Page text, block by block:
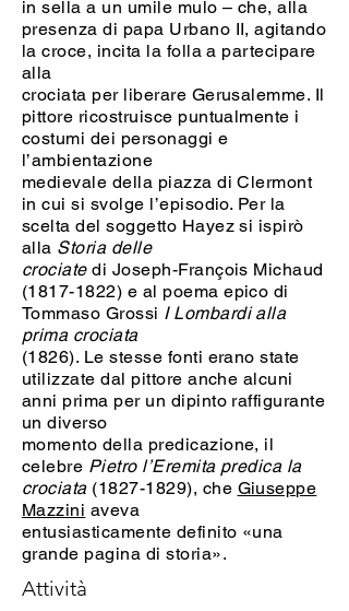
in sella a un umile mulo – che, alla
presenza di papa Urbano II, agitando
la croce, incita la folla a partecipare
alla
crociata per liberare Gerusalemme. Il
pittore ricostruisce puntualmente i
costumi dei personaggi e
l’ambientazione
medievale della piazza di Clermont
in cui si svolge l’episodio. Per la
scelta del soggetto Hayez si ispirò
alla Storia delle
crociatedi Joseph-François Michaud
(1817-1822) e al poema epico di
Tommaso Grossi I Lombardi alla
prima crociata
(1826). Le stesse fonti erano state
utilizzate dal pittore anche alcuni
anni prima per un dipinto raffigurante
un diverso
momento della predicazione, il
celebre Pietro l’Eremita predica la
crociata (1827-1829), che Giuseppe
Mazzini aveva
entusiasticamente definito «una
grande pagina di storia».
Attività